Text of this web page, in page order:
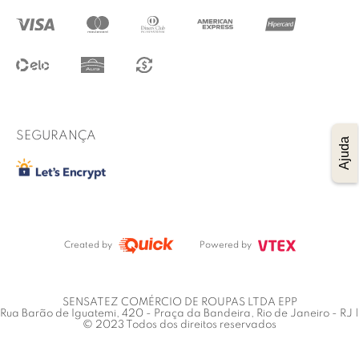
Ajuda
Regulamento das promoções
Trocas e Devoluções
SEGURANÇA
Created by Powered by
SENSATEZ COMÉRCIO DE ROUPAS LTDA EPP
Rua Barão de Iguatemi, 420 - Praça da Bandeira, Rio de Janeiro - RJ |
© 2023 Todos dos direitos reservados